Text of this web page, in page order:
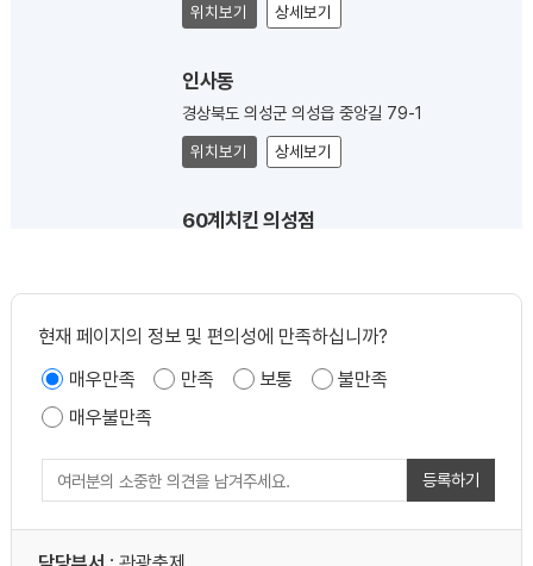
위치보기 상세보기
인사동
경상북도 의성군 의성읍 중앙길 79-1
위치보기 상세보기
60계치킨 의성점
위치보기 상세보기
경상북도 의성군 의성읍 중앙길 76
의성마늘품은찜닭
경상북도 의성군 의성읍 동서2길 23
현재 페이지의 정보 및 편의성에 만족하십니까?
매우만족
만족 보통
불만족
매우불만족
등록하기